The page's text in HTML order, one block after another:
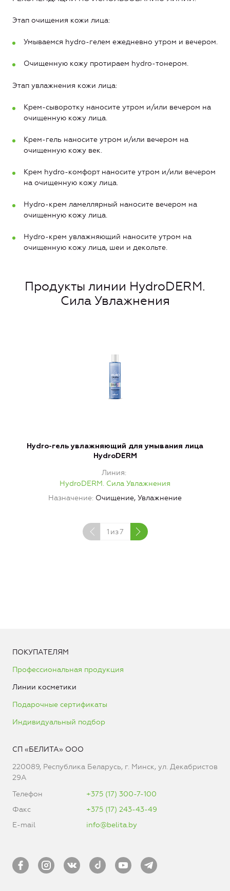
Этап очищения кожи лица:
Умываемся hydro-гелем ежедневно утром и вечером.
Очищенную кожу протираем hydro-тонером.
Этап увлажнения кожи лица:
Крем-сыворотку наносите утром и/или вечером на
очищенную кожу лица.
Крем-гель наносите утром и/или вечером на
очищенную кожу век.
Крем hydro-комфорт наносите утром и/или вечером
на очищенную кожу лица.
Hydro-крем ламеллярный наносите вечером на
очищенную кожу лица.
Hydro-крем увлажняющий наносите утром на
очищенную кожу лица, шеи и декольте.
Продукты линии HydroDERM.
Сила Увлажнения
Hydro-гель увлажняющий для умывания лица
HydroDERM
Линия
HydroDERM. Сила Увлажнения
Назначение Очищение, Увлажнение
1 из7
ПОКУПАТЕЛЯМ
Профессиональная продукция
Линии косметики
Подарочные сертификаты
Индивидуальный подбор
СП «БЕЛИТА» ООО
220089, Республика Беларусь, г. Минск, ул. Декабристов
29А
Телефон
+375 (17) 300-7-100
Факс
+375 (17) 243-43-49
E-mail
info@belita.by